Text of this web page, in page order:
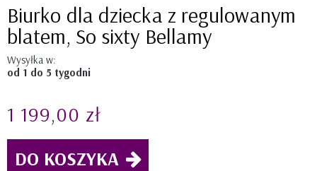
Biurko dla dziecka z regulowanym
blatem, So sixty Bellamy
Wysyłka w:
od 1 do 5 tygodni
1 199,00 zł
DO KOSZYKA